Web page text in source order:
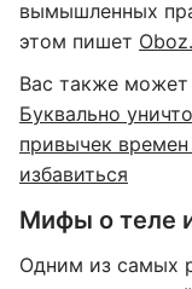
вымышленных
этом пишет
Вас также может
Буквально
привычек
избавиться
Мифы о теле
Одним из самых